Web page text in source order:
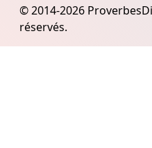
© 2014-2026
réservés.